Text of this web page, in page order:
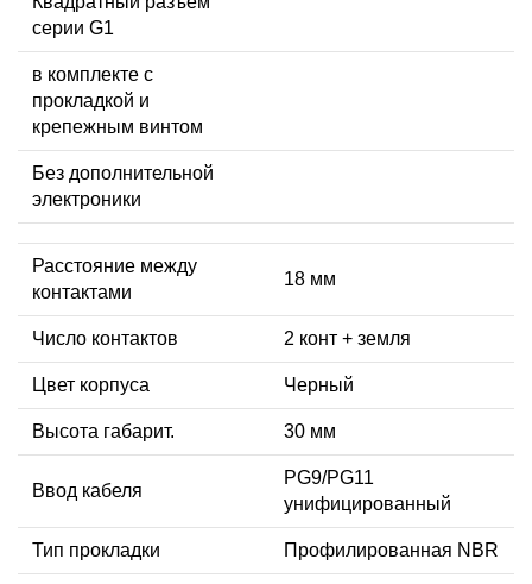
серии G1
в комплекте с
прокладкой и
крепежным винтом
Без дополнительной
электроники
Расстояние между
контактами
18 мм
Число контактов 2 конт + земля
Цвет корпуса Черный
Высота габарит. 30 мм
Ввод кабеля
PG9/PG11
унифицированный
Тип прокладки Профилированная NBR